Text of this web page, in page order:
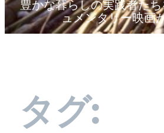
豊かな暮らしの実践者た
ュメンタリー映画
タグ: